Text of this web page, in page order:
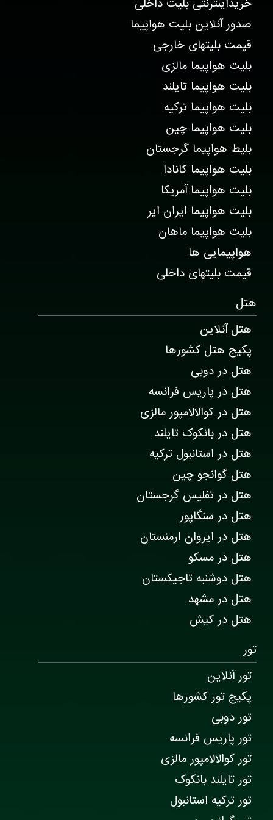
خریداینترنتی بلیت داخلی
صدور آنلاین بلیت هواپیما
قیمت بلیتهای خارجی
بلیت هواپیما مالزی
بلیت هواپیما تایلند
بلیت هواپیما ترکیه
بلیت هواپیما چین
بلیط هواپیما گرجستان
بلیت هواپیما کانادا
بلیت هواپیما آمریکا
بلیت هواپیما ایران ایر
بلیت هواپیما ماهان
هواپیمایی ها
قیمت بلیتهای داخلی
هتل
هتل آنلاین
پکیج هتل کشورها
هتل در دوبی
هتل در پاریس فرانسه
هتل در کوالالامپور مالزی
هتل در بانکوک تایلند
هتل در استانبول ترکیه
هتل گوانجو چین
هتل در تفلیس گرجستان
هتل در سنگاپور
هتل در ایروان ارمنستان
هتل در مسکو
هتل دوشنبه تاجیکستان
هتل در مشهد
هتل در کیش
تور
تور آنلاین
پکیج تور کشورها
تور دوبی
تور پاریس فرانسه
تور کوالالامپور مالزی
تور تایلند بانکوک
تور ترکیه استانبول